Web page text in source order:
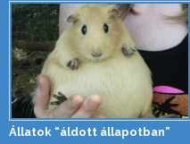
Állatok “áldott állapotban”